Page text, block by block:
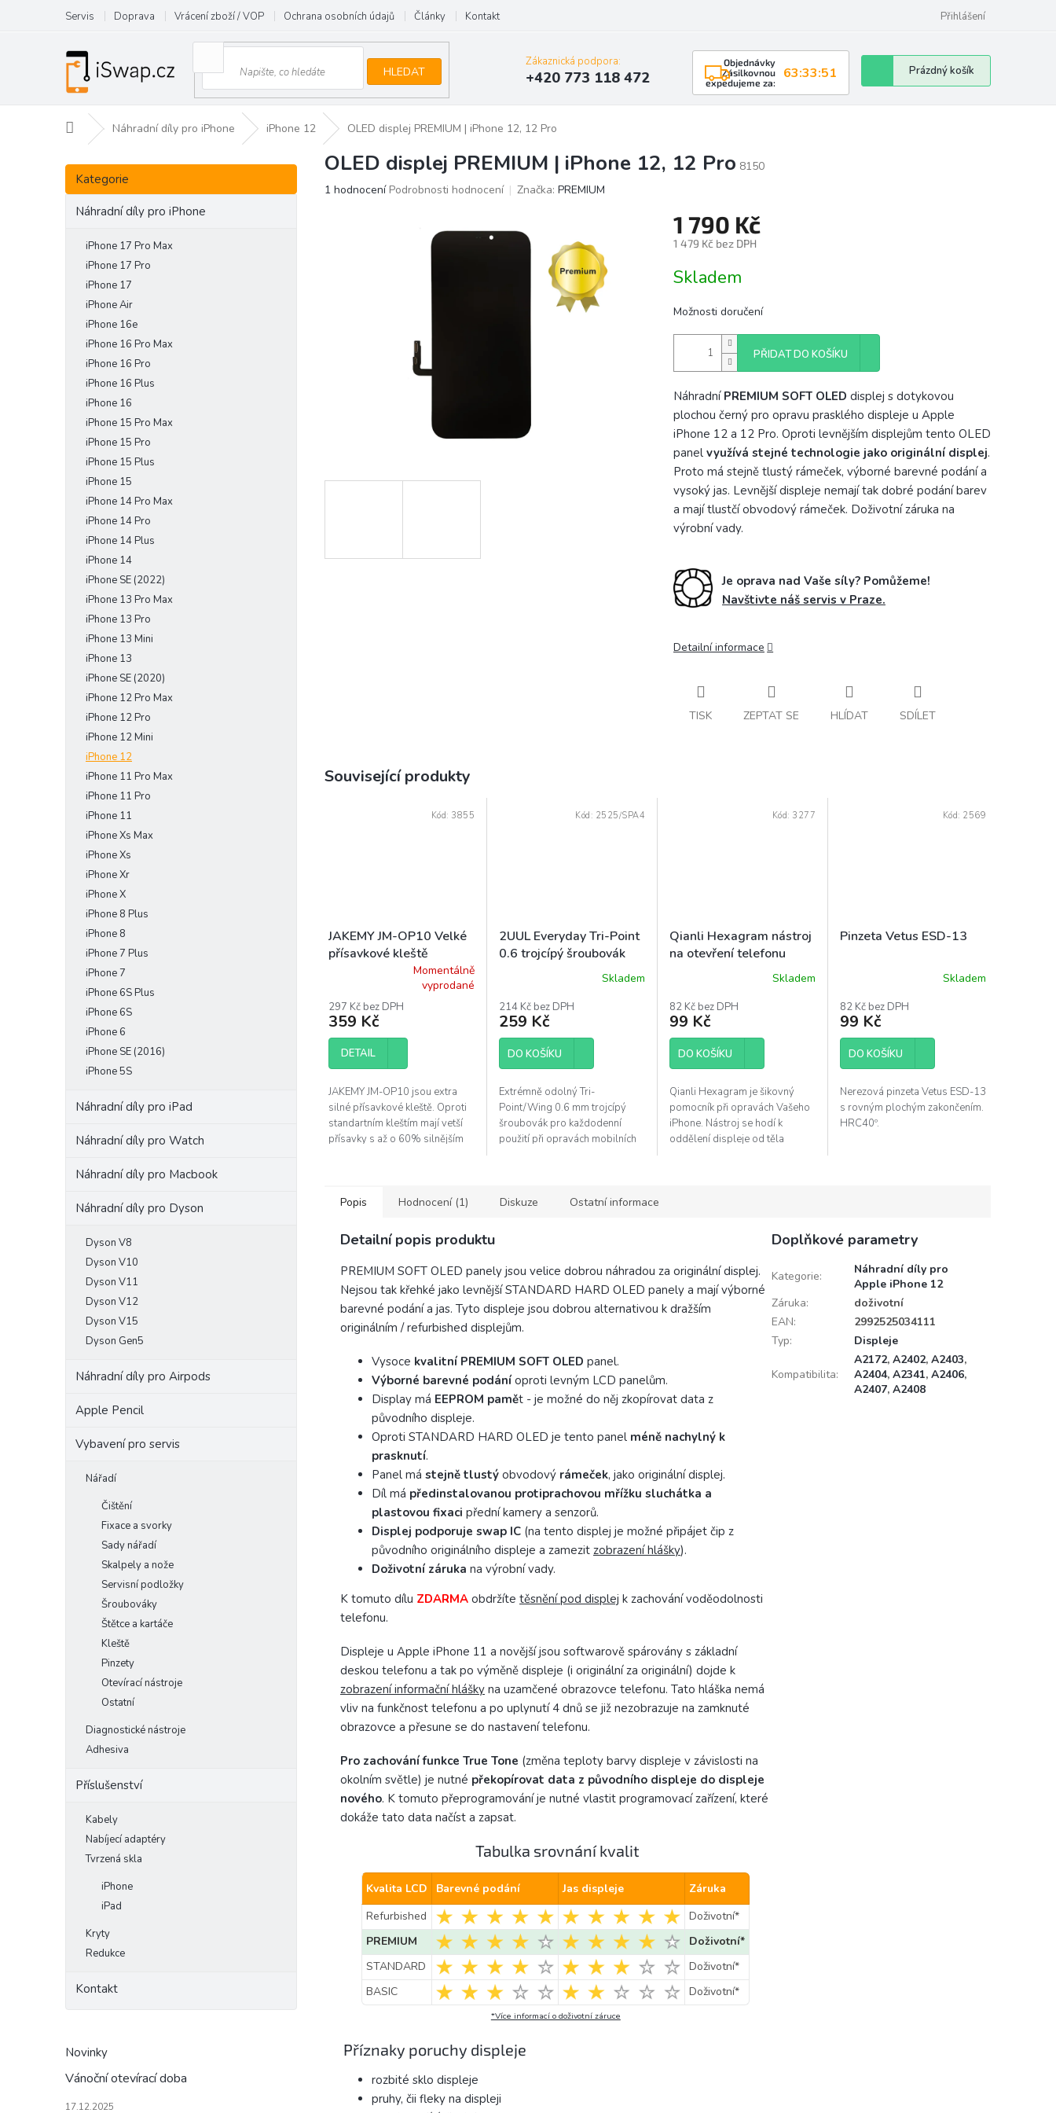
obsah
Servis Doprava Vrácení zboží / VOP Ochrana osobních údajů Články Kontakt Přihlášení
HLEDAT
Zákaznická podpora:
+420 773 118 472
Objednávky
Zásilkovnou
expedujeme za:
63:33:50
Nákupní
košík
Prázdný košík
Domů Náhradní díly pro iPhone iPhone 12 OLED displej PREMIUM | iPhone 12, 12 Pro
P
s
Přeskočit
kategorie
Kategorie
Náhradní díly pro iPhone
iPhone 17 Pro Max
iPhone 17 Pro
iPhone 17
iPhone Air
iPhone 16e
iPhone 16 Pro Max
iPhone 16 Pro
iPhone 16 Plus
iPhone 16
iPhone 15 Pro Max
iPhone 15 Pro
iPhone 15 Plus
iPhone 15
iPhone 14 Pro Max
iPhone 14 Pro
iPhone 14 Plus
iPhone 14
iPhone SE (2022)
iPhone 13 Pro Max
iPhone 13 Pro
iPhone 13 Mini
iPhone 13
iPhone SE (2020)
iPhone 12 Pro Max
iPhone 12 Pro
iPhone 12 Mini
iPhone 12
iPhone 11 Pro Max
iPhone 11 Pro
iPhone 11
iPhone Xs Max
iPhone Xs
iPhone Xr
iPhone X
iPhone 8 Plus
iPhone 8
iPhone 7 Plus
iPhone 7
iPhone 6S Plus
iPhone 6S
iPhone 6
iPhone SE (2016)
iPhone 5S
Náhradní díly pro iPad
Náhradní díly pro Watch
Náhradní díly pro Macbook
Náhradní díly pro Dyson
Dyson V8
Dyson V10
Dyson V11
Dyson V12
Dyson V15
Dyson Gen5
Náhradní díly pro Airpods
Apple Pencil
Vybavení pro servis
Nářadí
Čištění
Fixace a svorky
Sady nářadí
Skalpely a nože
Servisní podložky
Šroubováky
Štětce a kartáče
Kleště
Pinzety
Otevírací nástroje
Ostatní
Diagnostické nástroje
Adhesiva
Příslušenství
Kabely
Nabíjecí adaptéry
Tvrzená skla
iPhone
iPad
Kryty
Redukce
Kontakt
Novinky
Vánoční otevírací doba
17.12.2025
OLED displej PREMIUM | iPhone 12, 12 Pro 8150
Průměrné
1 hodnocení Podrobnosti hodnocení Značka: PREMIUM
1 790 Kč
1 479 Kč bez DPH
cena:
Skladem
Možnosti doručení
PŘIDAT DO KOŠÍKU
Náhradní PREMIUM SOFT OLED displej s dotykovou
plochou černý pro opravu prasklého displeje u Apple
iPhone 12 a 12 Pro. Oproti levnějším displejům tento OLED
panel využívá stejné technologie jako originální displej.
Proto má stejně tlustý rámeček, výborné barevné podání a
vysoký jas. Levnější displeje nemají tak dobré podání barev
a mají tlustčí obvodový rámeček. Doživotní záruka na
výrobní vady.
Je oprava nad Vaše síly? Pomůžeme!
Navštivte náš servis v Praze.
Detailní informace
TISK ZEPTAT SE HLÍDAT SDÍLET
Související produkty
JAKEMY JM-OP10 Velké
přísavkové kleště
produktu
je
5,0
5
hvězdiček.
Momentálně
vyprodané
297 Kč bez DPH
359 Kč
DETAIL
JAKEMY JM-OP10 jsou extra
silné přísavkové kleště. Oproti
standartním kleštím mají vetší
přísavky s až o 60% silnějším
Kód: 3855
2UUL Everyday Tri-Point
0.6 trojcípý šroubovák
produktu
je
5,0
5
hvězdiček.
Skladem
214 Kč bez DPH
259 Kč
DO KOŠÍKU
Extrémně odolný Tri-
Point/Wing 0.6 mm trojcípý
šroubovák pro každodenní
použití při opravách mobilních
Kód: 2525/SPA4
Qianli Hexagram nástroj
na otevření telefonu
produktu
je
5,0
5
hvězdiček.
Skladem
82 Kč bez DPH
99 Kč
DO KOŠÍKU
Qianli Hexagram je šikovný
pomocník při opravách Vašeho
iPhone. Nástroj se hodí k
oddělení displeje od těla
Kód: 3277
Pinzeta Vetus ESD-13
produktu
je
4,3
5
hvězdiček.
Skladem
82 Kč bez DPH
99 Kč
DO KOŠÍKU
Nerezová pinzeta Vetus ESD-13
s rovným plochým zakončením.
HRC40º.
Kód: 2569
Popis Hodnocení (1) Diskuze Ostatní informace
Detailní popis produktu
PREMIUM SOFT OLED panely jsou velice dobrou náhradou za originální displej.
Nejsou tak křehké jako levnější STANDARD HARD OLED panely a mají výborné
barevné podání a jas. Tyto displeje jsou dobrou alternativou k dražším
originálním / refurbished displejům.
Vysoce kvalitní PREMIUM SOFT OLED panel.
Výborné barevné podání oproti levným LCD panelům.
Display má EEPROM pamět - je možné do něj zkopírovat data z
původního displeje.
Oproti STANDARD HARD OLED je tento panel méně nachylný k
prasknutí.
Panel má stejně tlustý obvodový rámeček, jako originální displej.
Díl má předinstalovanou protiprachovou mřížku sluchátka a
plastovou fixaci přední kamery a senzorů.
Displej podporuje swap IC (na tento displej je možné připájet čip z
původního originálního displeje a zamezit zobrazení hlášky).
Doživotní záruka na výrobní vady.
K tomuto dílu ZDARMA obdržíte těsnění pod displej k zachování voděodolnosti
telefonu.
Displeje u Apple iPhone 11 a novější jsou softwarově spárovány s základní
deskou telefonu a tak po výměně displeje (i originální za originální) dojde k
zobrazení informační hlášky na uzamčené obrazovce telefonu. Tato hláška nemá
vliv na funkčnost telefonu a po uplynutí 4 dnů se již nezobrazuje na zamknuté
obrazovce a přesune se do nastavení telefonu.
Pro zachování funkce True Tone (změna teploty barvy displeje v závislosti na
okolním světle) je nutné překopírovat data z původního displeje do displeje
nového. K tomuto přeprogramování je nutné vlastit programovací zařízení, které
dokáže tato data načíst a zapsat.
Tabulka srovnání kvalit
Kvalita LCD Barevné podání Jas displeje
Záruka
Refurbished
Doživotní*
PREMIUM
Doživotní*
STANDARD
Doživotní*
BASIC
Doživotní*
*Více informací o doživotní záruce
Příznaky poruchy displeje
rozbité sklo displeje
pruhy, čii fleky na displeji
Doplňkové parametry
Kategorie:
Náhradní díly pro
Apple iPhone 12
Záruka:
doživotní
EAN:
2992525034111
Typ: Displeje
Kompatibilita:
A2172, A2402, A2403,
A2404, A2341, A2406,
A2407, A2408